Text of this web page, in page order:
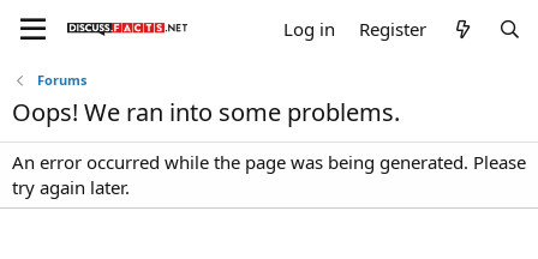
Log in Register
Forums
Oops! We ran into some problems.
An error occurred while the page was being generated. Please
try again later.